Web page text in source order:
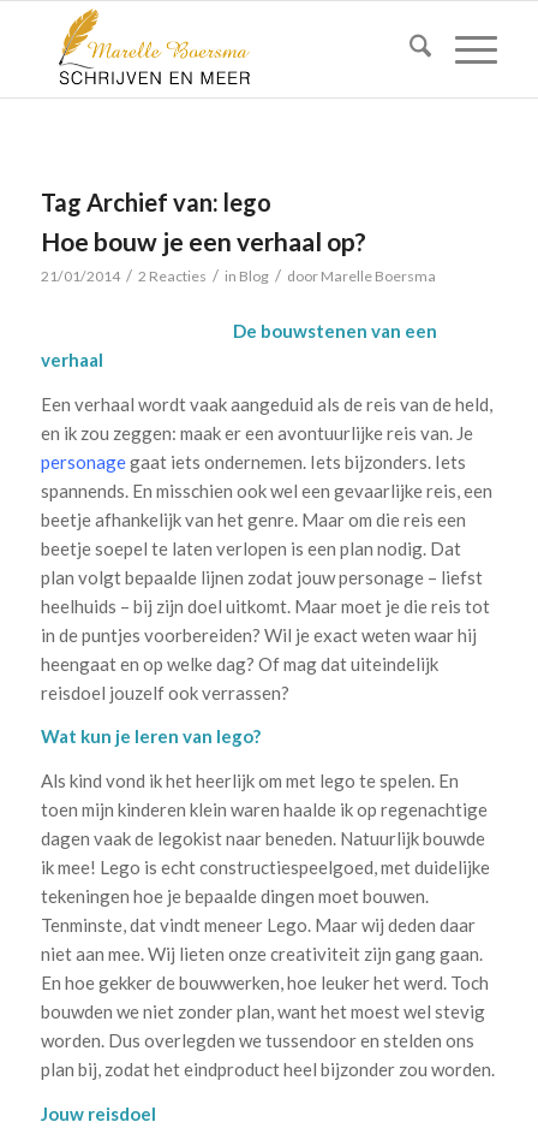
Tag Archief van: lego
Hoe bouw je een verhaal op?
21/01/2014 / 2 Reacties / in Blog / door Marelle Boersma
De bouwstenen van een
verhaal
Een verhaal wordt vaak aangeduid als de reis van de held,
en ik zou zeggen: maak er een avontuurlijke reis van. Je
personagegaat iets ondernemen. Iets bijzonders. Iets
spannends. En misschien ook wel een gevaarlijke reis, een
beetje afhankelijk van het genre. Maar om die reis een
beetje soepel te laten verlopen is een plan nodig. Dat
plan volgt bepaalde lijnen zodat jouw personage – liefst
heelhuids – bij zijn doel uitkomt. Maar moet je die reis tot
in de puntjes voorbereiden? Wil je exact weten waar hij
heengaat en op welke dag? Of mag dat uiteindelijk
reisdoel jouzelf ook verrassen?
Wat kun je leren van lego?
Als kind vond ik het heerlijk om met lego te spelen. En
toen mijn kinderen klein waren haalde ik op regenachtige
dagen vaak de legokist naar beneden. Natuurlijk bouwde
ik mee! Lego is echt constructiespeelgoed, met duidelijke
tekeningen hoe je bepaalde dingen moet bouwen.
Tenminste, dat vindt meneer Lego. Maar wij deden daar
niet aan mee. Wij lieten onze creativiteit zijn gang gaan.
En hoe gekker de bouwwerken, hoe leuker het werd. Toch
bouwden we niet zonder plan, want het moest wel stevig
worden. Dus overlegden we tussendoor en stelden ons
plan bij, zodat het eindproduct heel bijzonder zou worden.
Jouw reisdoel